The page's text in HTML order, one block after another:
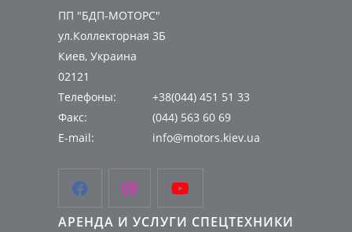
ПП "БДП-МОТОРС"
ул.Коллекторная 3Б
Киев, Украина
02121
Телефоны:
+38(044) 451 51 33
Факс:
(044) 563 60 69
E-mail:
info@motors.kiev.ua
  
АРЕНДА И УСЛУГИ СПЕЦТЕХНИКИ